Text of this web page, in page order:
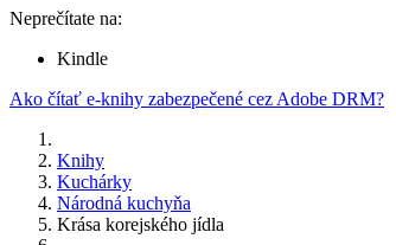
Neprečítate na:
Kindle
Ako čítať e-knihy zabezpečené cez Adobe DRM?
Knihy
Kuchárky
Národná kuchyňa
Krása korejského jídla